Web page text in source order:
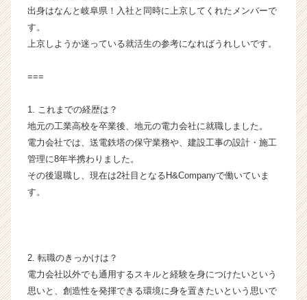
a
y
ム
ラ
イ
ン】
|
ベ
長
企
業
出身はなんと岐阜県！入社と同時に上京してくれたメンバーで
す。
上京しようか迷っている就活生の参考になればうれしいです。
===
1. これまでの経歴は？
地元の工業高校を卒業後、地元の電力会社に就職しました。
電力会社では、送電鉄塔の保守業務や、建設工事の設計・施工
管理に8年半携わりました。
その後退職し、現在は2社目となるH&Companyで働いていま
す。
2. 転職のきっかけは？
電力会社以外でも通用するスキルと経験を身につけたいという
思いと、創造性を発揮できる環境に身を置きたいという思いで